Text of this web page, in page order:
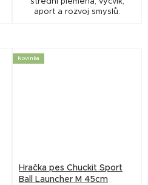
střední plemena, výcvik,
aport a rozvoj smyslů.
Novinka
Hračka pes Chuckit Sport
Ball Launcher M 45cm